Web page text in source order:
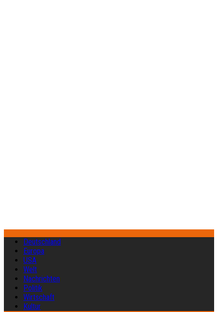
Deutschland
Europa
USA
Welt
Nachrichten
Politik
Wirtschaft
Kultur